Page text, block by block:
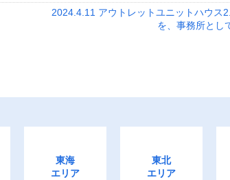
2024.4.11 アウトレットユニットハウス
を、事務所とし
東海
エリア
東北
エリア